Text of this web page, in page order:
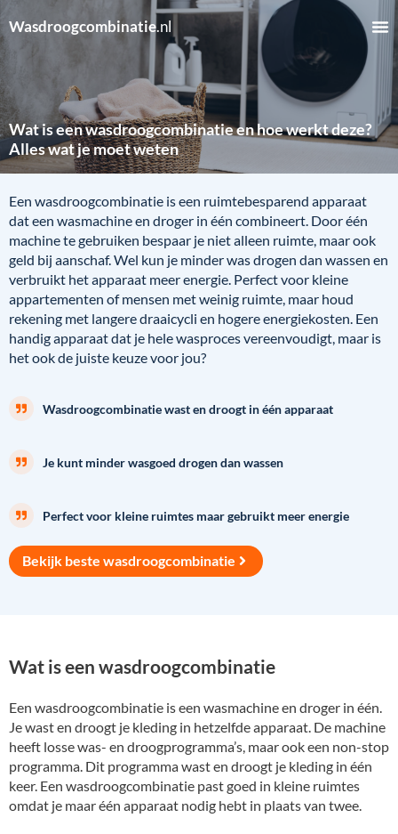
Wasdroogcombinatie.nl
Wat is een wasdroogcombinatie en hoe werkt deze?
Alles wat je moet weten
Een wasdroogcombinatie is een ruimtebesparend apparaat
dat een wasmachine en droger in één combineert. Door één
machine te gebruiken bespaar je niet alleen ruimte, maar ook
geld bij aanschaf. Wel kun je minder was drogen dan wassen en
verbruikt het apparaat meer energie. Perfect voor kleine
appartementen of mensen met weinig ruimte, maar houd
rekening met langere draaicycli en hogere energiekosten. Een
handig apparaat dat je hele wasproces vereenvoudigt, maar is
het ook de juiste keuze voor jou?
Wasdroogcombinatie wast en droogt in één apparaat
Je kunt minder wasgoed drogen dan wassen
Perfect voor kleine ruimtes maar gebruikt meer energie
Bekijk beste wasdroogcombinatie
Wat is een wasdroogcombinatie
Een wasdroogcombinatie is een wasmachine en droger in één.
Je wast en droogt je kleding in hetzelfde apparaat. De machine
heeft losse was- en droogprogramma’s, maar ook een non-stop
programma. Dit programma wast en droogt je kleding in één
keer. Een wasdroogcombinatie past goed in kleine ruimtes
omdat je maar één apparaat nodig hebt in plaats van twee.